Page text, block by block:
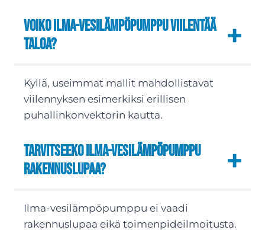
Voiko ilma-vesilämpöpumppu viilentää
taloa?
Kyllä, useimmat mallit mahdollistavat
viilennyksen esimerkiksi erillisen
puhallinkonvektorin kautta.
Tarvitseeko ilma-vesilämpöpumppu
rakennuslupaa?
Ilma-vesilämpöpumppu ei vaadi
rakennuslupaa eikä toimenpideilmoitusta.